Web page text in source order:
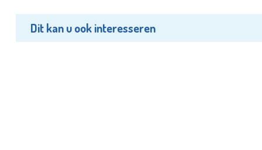
Dit kan u ook interesseren